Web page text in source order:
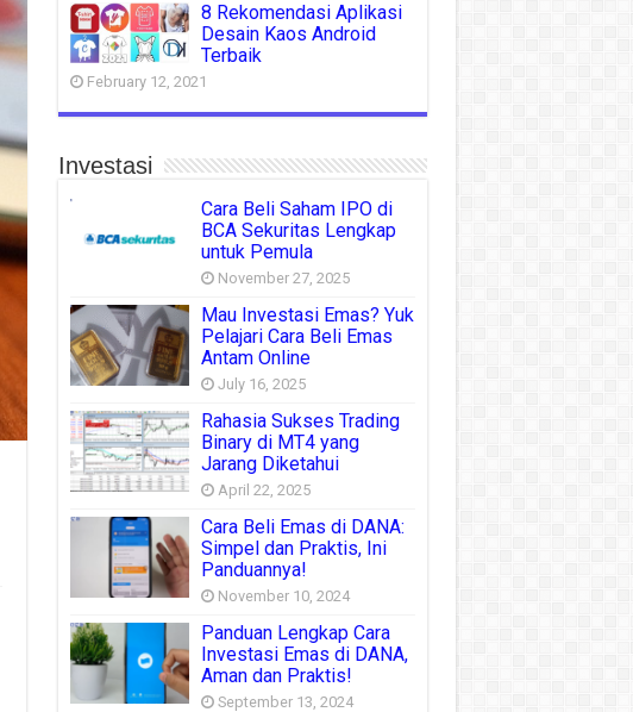
8 Rekomendasi Aplikasi
Desain Kaos Android
Terbaik
February 12, 2021
Investasi
Cara Beli Saham IPO di
BCA Sekuritas Lengkap
untuk Pemula
November 27, 2025
Mau Investasi Emas? Yuk
Pelajari Cara Beli Emas
Antam Online
July 16, 2025
Rahasia Sukses Trading
Binary di MT4 yang
Jarang Diketahui
April 22, 2025
Cara Beli Emas di DANA:
Simpel dan Praktis, Ini
Panduannya!
November 10, 2024
Panduan Lengkap Cara
Investasi Emas di DANA,
Aman dan Praktis!
September 13, 2024